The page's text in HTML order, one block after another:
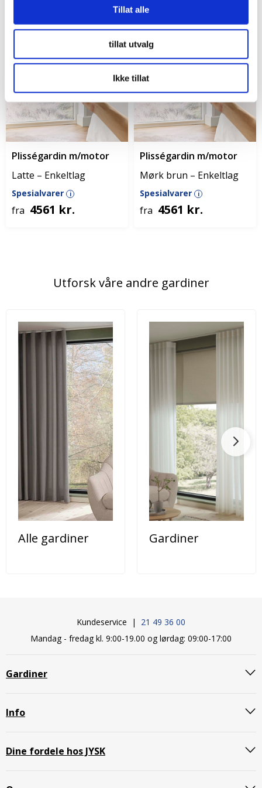
Tillat alle
tillat utvalg
Ikke tillat
Plisségardin m/motor
Latte – Enkeltlag
Spesialvarer i
fra 4561 kr.
Plisségardin m/motor
Mørk brun – Enkeltlag
Spesialvarer i
fra 4561 kr.
Utforsk våre andre gardiner
Alle gardiner Gardiner
Kundeservice | 21 49 36 00
Mandag - fredag kl. 9:00-19.00 og lørdag: 09:00-17:00
Gardiner
Info
Dine fordele hos JYSK